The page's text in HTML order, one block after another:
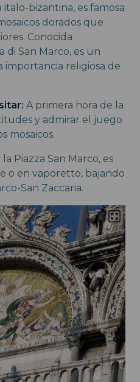
bizantina, es famosa
dorados que
Conocida
di San Marco, es un
importancia religiosa de
A primera hora de la
y admirar el juego
mosaicos.
Piazza San Marco, es
o en vaporetto, bajando
San Zaccaria.